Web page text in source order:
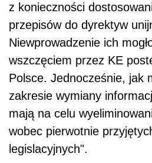
z konieczności
przepisów do dyrektyw
Niewprowadzenie ich
wszczęciem przez KE
Polsce. Jednocześnie, jak
zakresie wymiany
mają na celu
wobec pierwotnie
legislacyjnych".